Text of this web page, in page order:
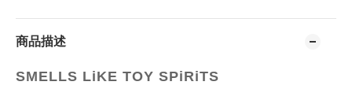
商品描述
SMELLS LiKE TOY SPiRiTS